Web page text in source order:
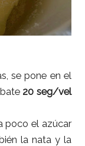
se pone en el
20 seg/vel
poco el azúcar
la nata y la